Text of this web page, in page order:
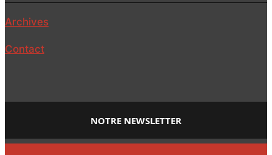
Archives
Contact
NOTRE NEWSLETTER